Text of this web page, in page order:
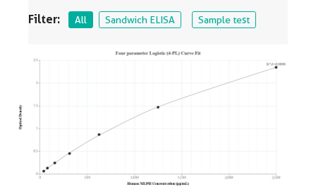
Filter: All Sandwich ELISA Sample test